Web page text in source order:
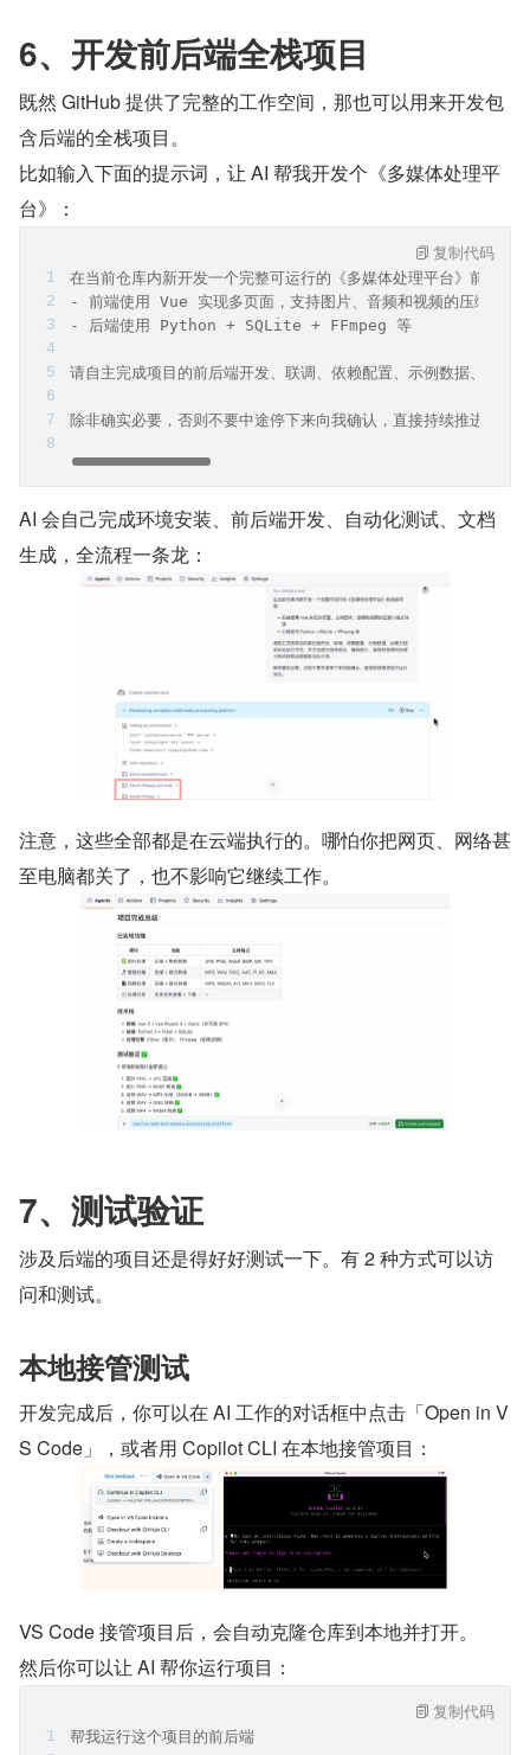
6、开发前后端全栈项目
既然 GitHub 提供了完整的工作空间，那也可以用来开发包
含后端的全栈项目。
比如输入下面的提示词，让 AI 帮我开发个《多媒体处理平
台》：
在当前仓库内新开发一个完整可运行的《多媒体处理平台》前后端
- 前端使用 Vue 实现多页面，支持图片、音频和视频的压缩与格
- 后端使用 Python + SQLite + FFmpeg 等
请自主完成项目的前后端开发、联调、依赖配置、示例数据、必要
除非确实必要，否则不要中途停下来向我确认，直接持续推进到可
复制代码
AI 会自己完成环境安装、前后端开发、自动化测试、文档
生成，全流程一条龙：
注意，这些全部都是在云端执行的。哪怕你把网页、网络甚
至电脑都关了，也不影响它继续工作。
7、测试验证
涉及后端的项目还是得好好测试一下。有 2 种方式可以访
问和测试。
本地接管测试
开发完成后，你可以在 AI 工作的对话框中点击「Open in V
S Code」，或者用 Copilot CLI 在本地接管项目：
VS Code 接管项目后，会自动克隆仓库到本地并打开。
然后你可以让 AI 帮你运行项目：
帮我运行这个项目的前后端
复制代码